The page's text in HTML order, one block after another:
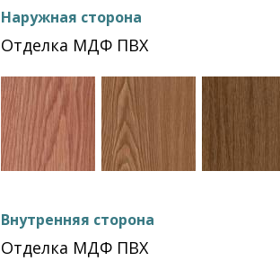
Наружная сторона
Отделка МДФ ПВХ
Внутренняя сторона
Отделка МДФ ПВХ